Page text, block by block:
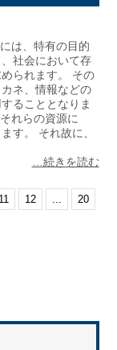
は、特有の目的
社会において存
られます。 その
ネ、情報などの
ることとなりま
れらの資源に
す。 それ故に、
…続きを読む
11 12 ... 20